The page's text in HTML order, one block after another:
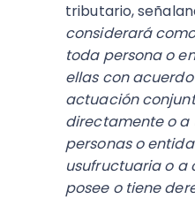
tributario,
considerará
toda persona o
ellas con
actuación
directamente o a
personas o
usufructuaria o a
posee o tiene